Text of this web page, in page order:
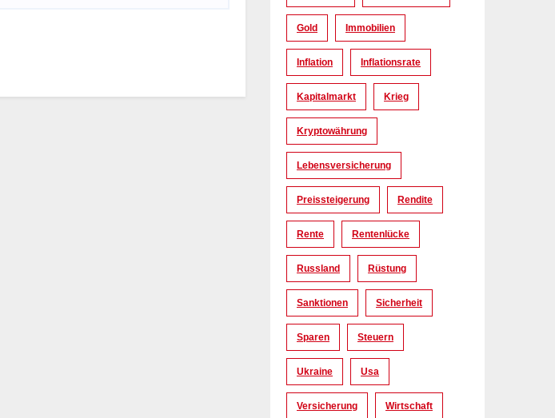
Gold Immobilien
Inflation Inflationsrate
Kapitalmarkt Krieg
Kryptowährung
Lebensversicherung
Preissteigerung Rendite
Rente Rentenlücke
Russland Rüstung
Sanktionen Sicherheit
Sparen Steuern
Ukraine Usa
Versicherung Wirtschaft